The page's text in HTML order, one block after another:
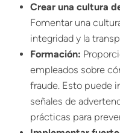
Crear una cultura
Fomentar una
integridad y la
Formación:
empleados sobre
fraude. Esto puede
señales de
prácticas para